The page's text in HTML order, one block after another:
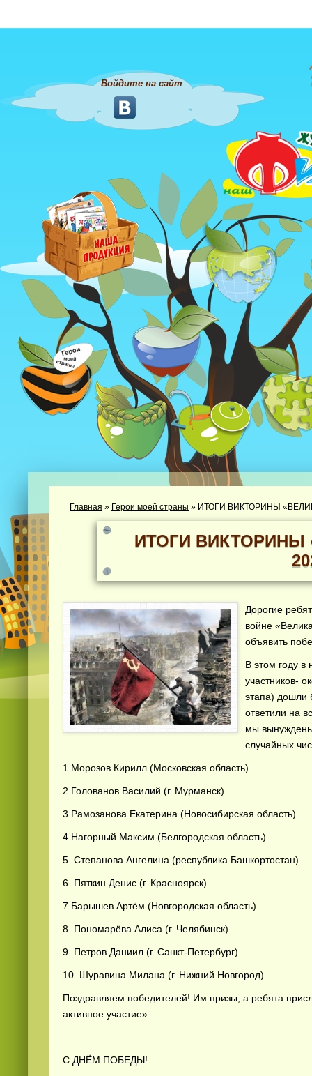
Войдите на сайт
Главная » Герои моей страны » ИТОГИ ВИКТОРИНЫ
ИТОГИ ВИКТОРИНЫ
Дорогие
войне
объявить
В этом году в
участников-
этапа) дошли
ответили на
мы
случайных
1.Морозов Кирилл (Московская область)
2.Голованов Василий (г. Мурманск)
3.Рамозанова Екатерина (Новосибирская область)
4.Нагорный Максим (Белгородская область)
5. Степанова Ангелина (республика Башкортостан)
6. Пяткин Денис (г. Красноярск)
7.Барышев Артём (Новгородская область)
8. Пономарёва Алиса (г. Челябинск)
9. Петров Даниил (г. Санкт-Петербург)
10. Шуравина Милана (г. Нижний Новгород)
Поздравляем победителей! Им призы, а ребята
активное участие».
С ДНЁМ ПОБЕДЫ!
видео онлайн